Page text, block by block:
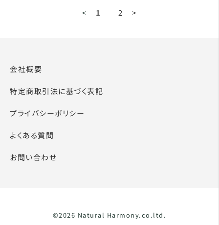
< 1 2 >
会社概要
特定商取引法に基づく表記
プライバシーポリシー
よくある質問
お問い合わせ
©2026 Natural Harmony.co.ltd.